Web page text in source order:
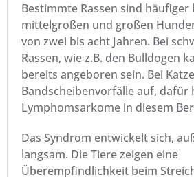
Bestimmte Rassen sind häufiger
mittelgroßen und großen
von zwei bis acht Jahren. Bei
Rassen, wie z.B. den Bulldogen
bereits angeboren sein. Bei
Bandscheibenvorfälle auf, dafür
Lymphomsarkome in diesem
Das Syndrom entwickelt sich,
langsam. Die Tiere zeigen eine
Überempfindlichkeit beim